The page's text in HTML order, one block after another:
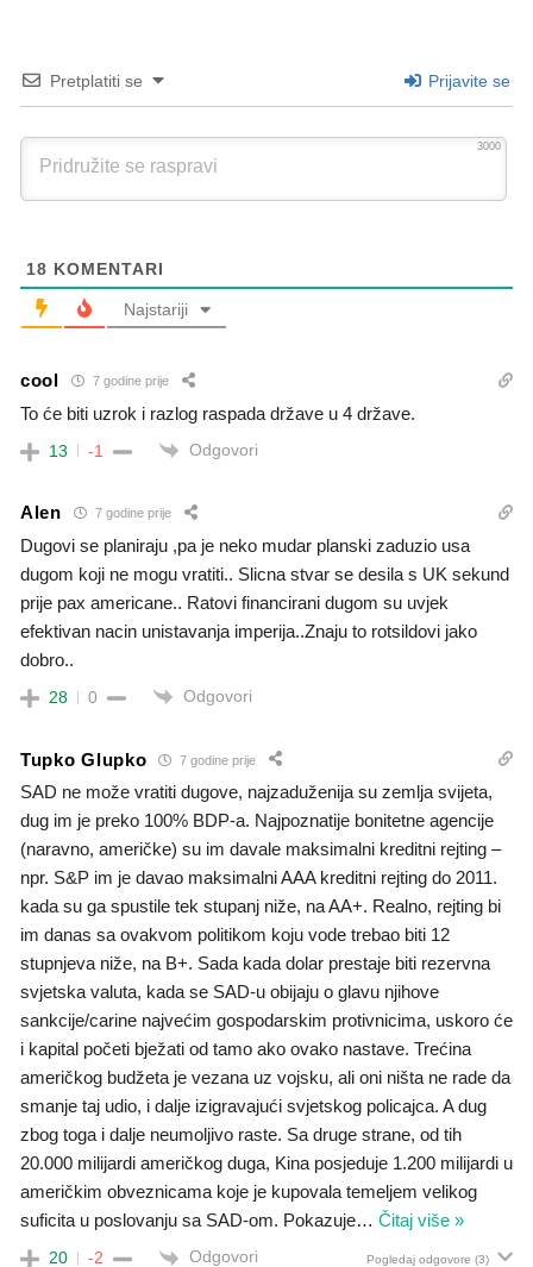
Pretplatiti se Prijavite se
3000
18 KOMENTARI
Najstariji
cool 7 godine prije
To će biti uzrok i razlog raspada države u 4 države.
13 -1 Odgovori
Alen 7 godine prije
Dugovi se planiraju ,pa je neko mudar planski zaduzio usa
dugom koji ne mogu vratiti.. Slicna stvar se desila s UK sekund
prije pax americane.. Ratovi financirani dugom su uvjek
efektivan nacin unistavanja imperija..Znaju to rotsildovi jako
dobro..
28 0 Odgovori
Tupko Glupko 7 godine prije
SAD ne može vratiti dugove, najzaduženija su zemlja svijeta,
dug im je preko 100% BDP-a. Najpoznatije bonitetne agencije
(naravno, američke) su im davale maksimalni kreditni rejting –
npr. S&P im je davao maksimalni AAA kreditni rejting do 2011.
kada su ga spustile tek stupanj niže, na AA+. Realno, rejting bi
im danas sa ovakvom politikom koju vode trebao biti 12
stupnjeva niže, na B+. Sada kada dolar prestaje biti rezervna
svjetska valuta, kada se SAD-u obijaju o glavu njihove
sankcije/carine najvećim gospodarskim protivnicima, uskoro će
i kapital početi bježati od tamo ako ovako nastave. Trećina
američkog budžeta je vezana uz vojsku, ali oni ništa ne rade da
smanje taj udio, i dalje izigravajući svjetskog policajca. A dug
zbog toga i dalje neumoljivo raste. Sa druge strane, od tih
20.000 milijardi američkog duga, Kina posjeduje 1.200 milijardi u
američkim obveznicama koje je kupovala temeljem velikog
suficita u poslovanju sa SAD-om. Pokazuje… Čitaj više »
20 -2 Odgovori Pogledaj odgovore (3)